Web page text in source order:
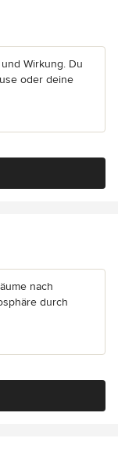
Wirkung. Du
oder deine
nach
durch